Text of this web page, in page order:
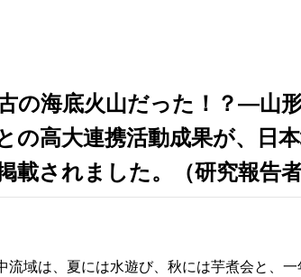
の海底火山だった！？―山
の高大連携活動成果が、日
載されました。（研究報告
域は、夏には水遊び、秋には芋煮会と、